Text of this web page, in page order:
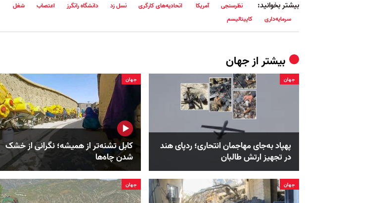
بیشتر بخوانید: نظرسنجی آمریکا اتحادیه‌های کارگری‌ نسل زد دانشگاه راتگرز اعتصاب‌
شغل
سرمایه‌داری
کاپیتالیسم
بیشتر ازجهان
جهان
پهپاد به‌جای مهاجمان انتحاری؛ ردپای هند
در تجهیز ارتش طالبان
جهان
کابل تشنه‌تر از همیشه؛ نگرانی از خشک‌
شدن چاه‌ها
جهان جهان